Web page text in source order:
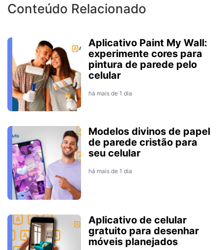
Conteúdo Relacionado
Aplicativo Paint My Wall:
experimente cores para
pintura de parede pelo
celular
há mais de 1 dia
Modelos divinos de papel
de parede cristão para
seu celular
há mais de 1 dia
Aplicativo de celular
gratuito para desenhar
móveis planejados